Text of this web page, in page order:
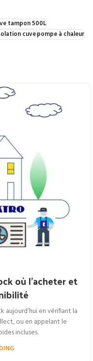
tampon 500L
cuvepompe à chaleur
où l’acheter et
aujourd’hui en vérifiant la
ou en appelant le
incluses.